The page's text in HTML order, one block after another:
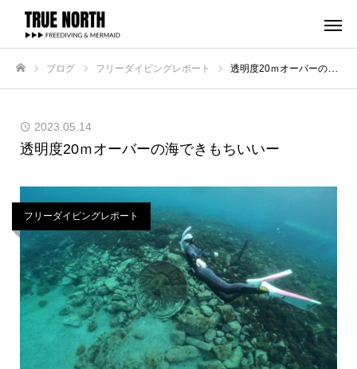
ブログ フリーダイビングレポート 透明度20ｍオーバーの海できもちいいー
2023.05.14
透明度20ｍオーバーの海できもちいいー
フリーダイビングレポート